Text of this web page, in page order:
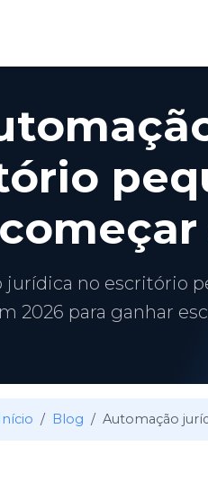
começar
jurídica no escritório
2026 para ganhar
Início Blog Automação